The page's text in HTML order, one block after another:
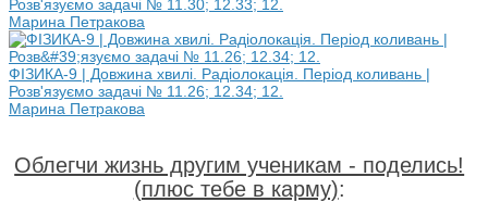
Розв'язуємо задачі № 11.30; 12.33; 12.
Марина Петракова
ФІЗИКА-9 | Довжина хвилі. Радіолокація. Період коливань |
Розв'язуємо задачі № 11.26; 12.34; 12.
Марина Петракова
Облегчи жизнь другим ученикам - поделись!
(плюс тебе в карму):